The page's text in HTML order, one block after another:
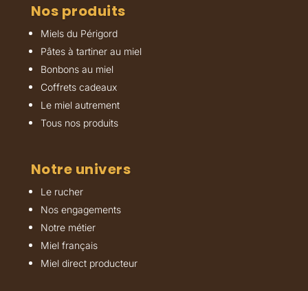
Nos produits
Miels du Périgord
Pâtes à tartiner au miel
Bonbons au miel
Coffrets cadeaux
Le miel autrement
Tous nos produits
Notre univers
Le rucher
Nos engagements
Notre métier
Miel français
Miel direct producteur